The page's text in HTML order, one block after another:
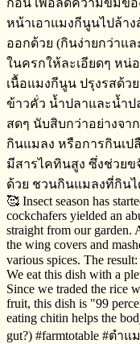
หน้าเอาแมงกีนูนไปล้าง
ออก​ด้วย​ (กินง่ายกว่าแ
ในครกให้ละเอียดๆ​ หน่
เนื้อแมงกีนูน​ ปรุงรสด้ว
ข้าวคั่ว​ น้ำปลาและน้ำป
สดๆ​ นับสิบกว่าอย่างจา
กินแมลง​ หรือการกินเ
มีสารไคทินสูง​ ซึ่งช่วยข
ด้วย​ ชวนกินแมลงที่กิน
🥰 Insect season has
cockchafers yielded an
straight from our garden.
the wing covers and
various spices. The
We eat this dish with a
Since we traded the rice
fruit, this dish is "99
eating chitin helps the
gut?) #farmtotable #ต